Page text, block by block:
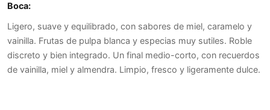
Boca:
Ligero, suave y equilibrado, con sabores de miel, caramelo y
vainilla. Frutas de pulpa blanca y especias muy sutiles. Roble
discreto y bien integrado. Un final medio-corto, con recuerdos
de vainilla, miel y almendra. Limpio, fresco y ligeramente dulce.